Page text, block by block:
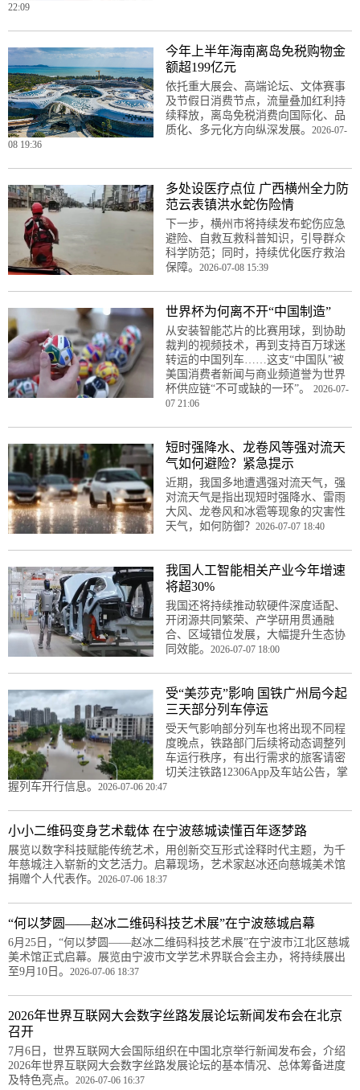
22:09
今年上半年海南离岛免税购物金
额超199亿元
依托重大展会、高端论坛、文体赛事
及节假日消费节点，流量叠加红利持
续释放，离岛免税消费向国际化、品
质化、多元化方向纵深发展。 2026-07-
08 19:36
多处设医疗点位 广西横州全力防
范云表镇洪水蛇伤险情
下一步，横州市将持续发布蛇伤应急
避险、自救互救科普知识，引导群众
科学防范；同时，持续优化医疗救治
保障。 2026-07-08 15:39
世界杯为何离不开“中国制造”
从安装智能芯片的比赛用球，到协助
裁判的视频技术，再到支持百万球迷
转运的中国列车……这支“中国队”被
美国消费者新闻与商业频道誉为世界
杯供应链“不可或缺的一环”。 2026-07-
07 21:06
短时强降水、龙卷风等强对流天
气如何避险？紧急提示
近期，我国多地遭遇强对流天气，强
对流天气是指出现短时强降水、雷雨
大风、龙卷风和冰雹等现象的灾害性
天气，如何防御？ 2026-07-07 18:40
我国人工智能相关产业今年增速
将超30%
我国还将持续推动软硬件深度适配、
开闭源共同繁荣、产学研用贯通融
合、区域错位发展，大幅提升生态协
同效能。 2026-07-07 18:00
受“美莎克”影响 国铁广州局今起
三天部分列车停运
受天气影响部分列车也将出现不同程
度晚点，铁路部门后续将动态调整列
车运行秩序，有出行需求的旅客请密
切关注铁路12306App及车站公告，掌
握列车开行信息。 2026-07-06 20:47
小小二维码变身艺术载体 在宁波慈城读懂百年逐梦路
展览以数字科技赋能传统艺术，用创新交互形式诠释时代主题，为千
年慈城注入崭新的文艺活力。启幕现场，艺术家赵冰还向慈城美术馆
捐赠个人代表作。 2026-07-06 18:37
“何以梦圆——赵冰二维码科技艺术展”在宁波慈城启幕
6月25日，“何以梦圆——赵冰二维码科技艺术展”在宁波市江北区慈城
美术馆正式启幕。展览由宁波市文学艺术界联合会主办，将持续展出
至9月10日。 2026-07-06 18:37
2026年世界互联网大会数字丝路发展论坛新闻发布会在北京
召开
7月6日，世界互联网大会国际组织在中国北京举行新闻发布会，介绍
2026年世界互联网大会数字丝路发展论坛的基本情况、总体筹备进度
及特色亮点。 2026-07-06 16:37